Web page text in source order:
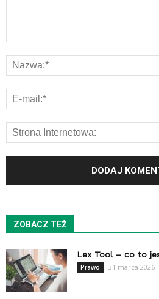
ZOBACZ TEŻ
Lex Tool – co to
Prawo 31 marca 2026